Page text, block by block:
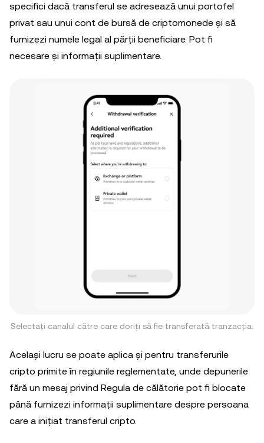
specifici dacă transferul se adresează unui portofel
privat sau unui cont de bursă de criptomonede și să
furnizezi numele legal al părții beneficiare. Pot fi
necesare și informații suplimentare.
Selectați canalul către care doriți să fie transferată tranzacția.
Același lucru se poate aplica și pentru transferurile
cripto primite în regiunile reglementate, unde depunerile
fără un mesaj privind Regula de călătorie pot fi blocate
până furnizezi informații suplimentare despre persoana
care a inițiat transferul cripto.